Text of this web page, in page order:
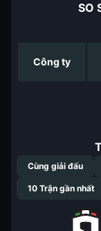
SO
Công ty
Cùng giải đấu
10 Trận gần nhất